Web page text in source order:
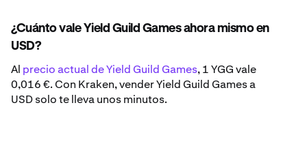
¿Cuánto vale Yield Guild Games ahora mismo en
USD?
Al precio actual de Yield Guild Games, 1 YGG vale
0,016 €. Con Kraken, vender Yield Guild Games a
USD solo te lleva unos minutos.